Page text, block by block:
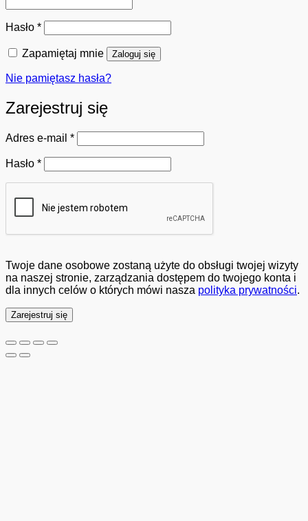
Hasło *Wymagane
Zapamiętaj mnie Zaloguj się
Nie pamiętasz hasła?
Zarejestruj się
Adres e-mail *Wymagane
Hasło *Wymagane
Twoje dane osobowe zostaną użyte do obsługi twojej wizyty
na naszej stronie, zarządzania dostępem do twojego konta i
dla innych celów o których mówi nasza polityka prywatności.
Zarejestruj się